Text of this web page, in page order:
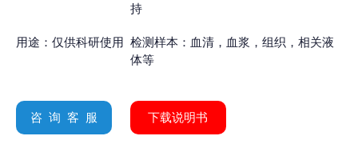
持
用途：仅供科研使用 检测样本：血清，血浆，组织，相关液
体等
咨 询 客 服 下载说明书